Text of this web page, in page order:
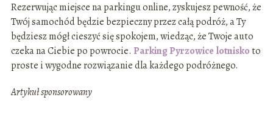
Rezerwując miejsce na parkingu online, zyskujesz pewność, że
Twój samochód będzie bezpieczny przez całą podróż, a Ty
będziesz mógł cieszyć się spokojem, wiedząc, że Twoje auto
czeka na Ciebie po powrocie. Parking Pyrzowice lotniskoto
proste i wygodne rozwiązanie dla każdego podróżnego.
Artykuł sponsorowany